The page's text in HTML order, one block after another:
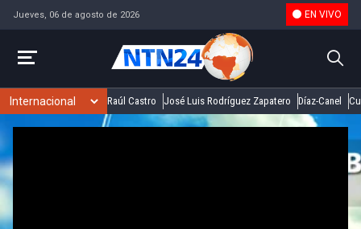
Jueves, 06 de agosto de 2026 EN VIVO
Raúl Castro José Luis Rodríguez Zapatero Díaz-Canel